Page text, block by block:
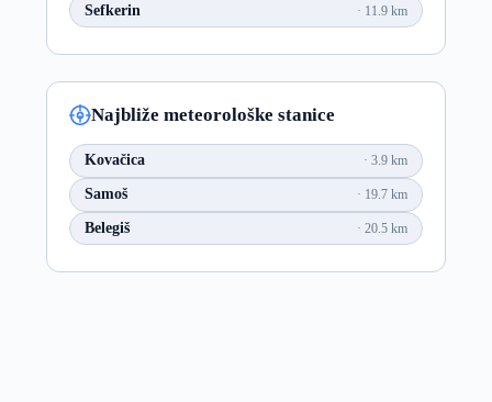
Sefkerin 11.9 km
Najbliže meteorološke stanice
Kovačica 3.9 km
Samoš 19.7 km
Belegiš 20.5 km